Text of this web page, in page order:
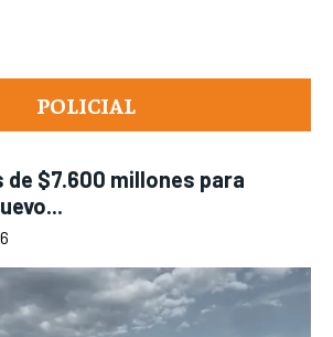
POLICIAL
de $7.600 millones para